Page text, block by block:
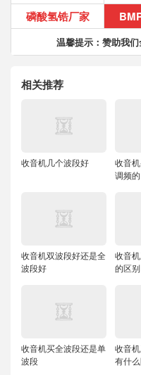
磷酸氢锆厂家
温馨提示：赞助我
相关推荐
收音机几个波段好
收音
调频的
收音机双波段好还是全
波段好
收音
的区别
收音机买全波段还是单
波段
收音
有什